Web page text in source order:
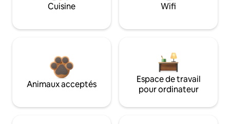
Cuisine Wifi
Animaux acceptés
Espace de travail
pour ordinateur